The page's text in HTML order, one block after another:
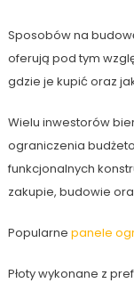
Sposobów na
oferują pod tym
gdzie je kupić oraz
Wielu inwestorów
ograniczenia
funkcjonalnych
zakupie, budowie
Popularne panele
Płoty wykonane z